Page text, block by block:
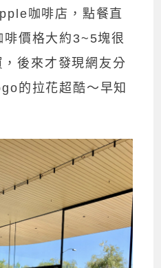
咖啡店，點餐直
價格大約3~5塊很
後來才發現網友分
的拉花超酷～早知